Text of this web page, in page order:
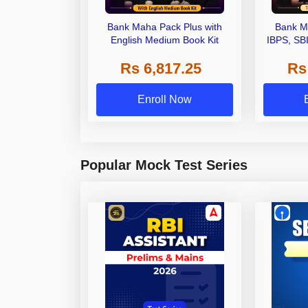
Bank Maha Pack Plus with
English Medium Book Kit
Rs 6,817.25
Enroll Now
Bank
IBPS,
Other
Popular Mock Test Series